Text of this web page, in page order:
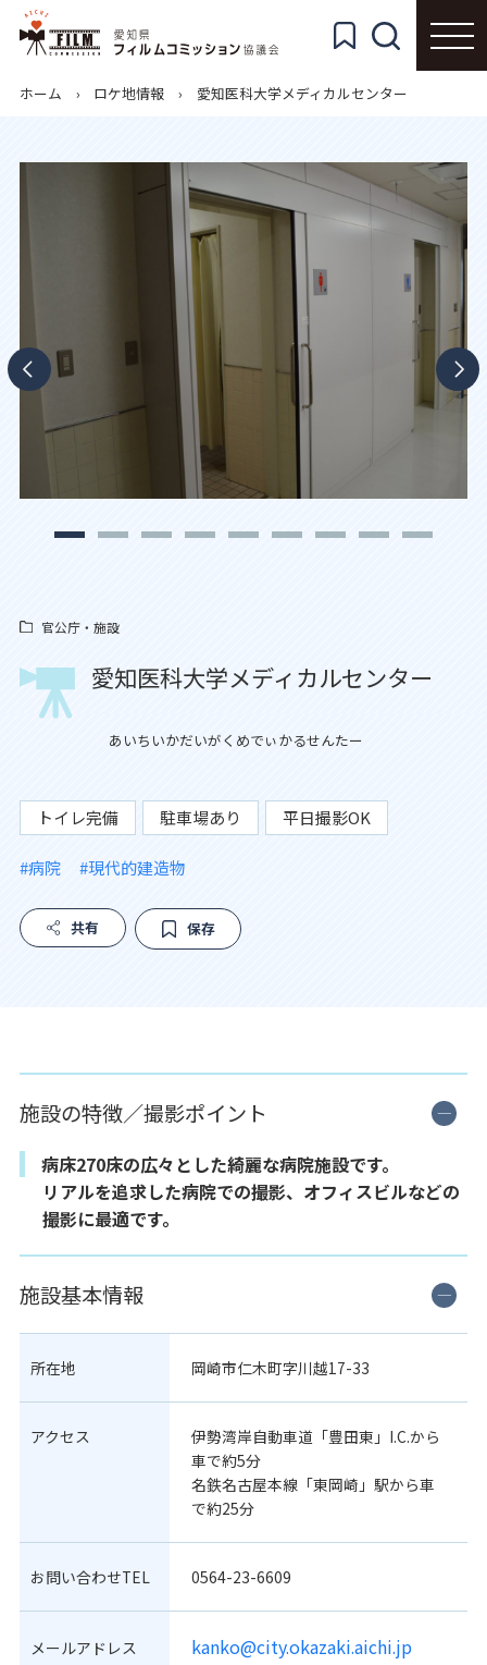
ホーム ロケ地情報 愛知医科大学メディカルセンター
官公庁・施設
愛知医科大学メディカルセンター
あいちいかだいがくめでぃかるせんたー
トイレ完備 駐車場あり 平日撮影OK
#病院 #現代的建造物
共有 保存
施設の特徴／撮影ポイント
病床270床の広々とした綺麗な病院施設です。
リアルを追求した病院での撮影、オフィスビルなどの
撮影に最適です。
施設基本情報
所在地 岡崎市仁木町字川越17-33
アクセス
伊勢湾岸自動車道「豊田東」I.C.から
車で約5分
名鉄名古屋本線「東岡崎」駅から車
で約25分
お問い合わせTEL 0564-23-6609
メールアドレス kanko@city.okazaki.aichi.jp